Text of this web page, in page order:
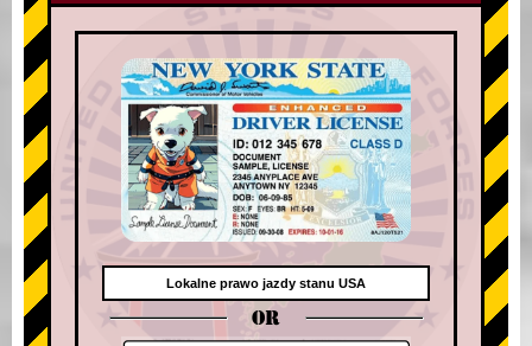
Lokalne prawo jazdy stanu USA
OR